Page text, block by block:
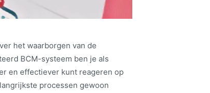
het waarborgen van de
BCM-systeem ben je als
en effectiever kunt reageren op
processen gewoon